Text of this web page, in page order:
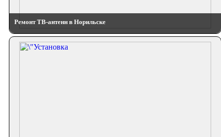
Ремонт ТВ-антенн в Норильске